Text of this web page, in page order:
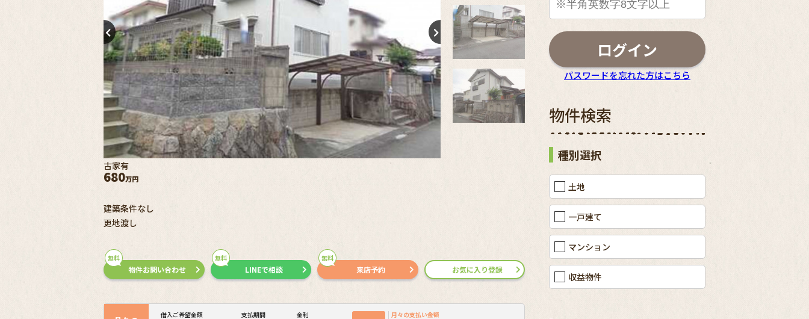
古家有
680万円
建築条件なし
更地渡し
無料
物件お問い合わせ
無料
LINEで相談
無料
来店予約 お気に入り登録
借入ご希望金額 支払期間 金利 月々の支払い金額
ログイン
パスワードを忘れた方はこちら
物件検索
種別選択
土地
一戸建て
マンション
収益物件